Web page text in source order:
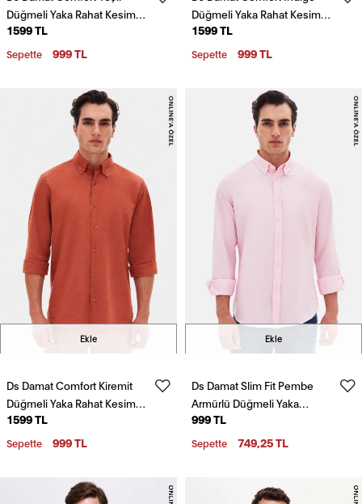
Düğmeli Yaka Rahat Kesim
Keten Görünümlü %100
Pamuk Gömlek
1599 TL
Sepette 999 TL
Düğmeli Yaka Rahat Kesim
Keten Görünümlü %100
Pamuk Gömlek
1599 TL
Sepette 999 TL
Ekle
Ds Damat Comfort Kiremit
Düğmeli Yaka Rahat Kesim
Keten Görünümlü %100
Pamuk Gömlek
1599 TL
Sepette 999 TL
Ekle
Ds Damat Slim Fit Pembe
Armürlü Düğmeli Yaka
Pamuklu Gömlek
999 TL
Sepette 749,25 TL